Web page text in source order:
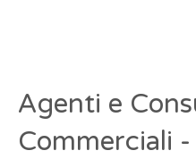
Agenti e
Commerciali